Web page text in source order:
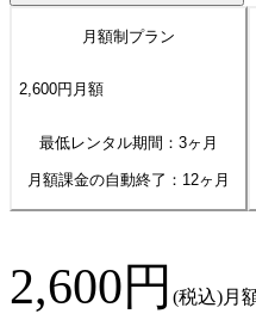
月額制プラン
2,600円 月額
最低レンタル期間：3ヶ月
月額課金の自動終了： 12ヶ月
2,600円 (税込)月